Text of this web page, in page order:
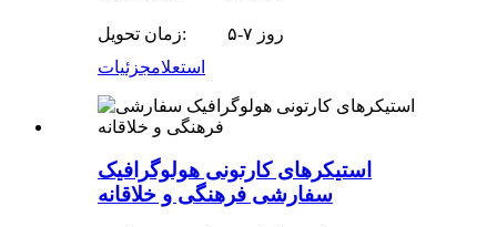
زمان تحویل:
۵-۷ روز
استعلامجزئیات
استیکرهای کارتونی هولوگرافیک
سفارشی فرهنگی و خلاقانه